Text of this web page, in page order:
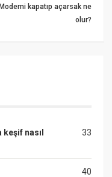
kapatıp açarsak ne
olur?
33
keşif nasıl
40